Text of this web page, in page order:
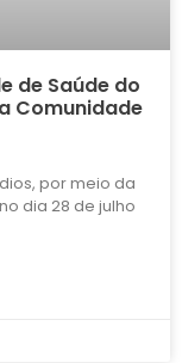
de Saúde do
Comunidade
por meio da
dia 28 de julho